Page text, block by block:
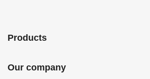
Products
Our company